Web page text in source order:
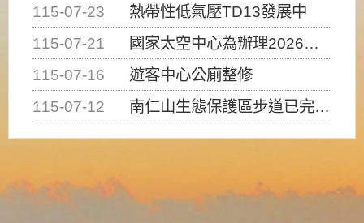
115-07-23
熱帶性低氣壓TD13發展中
115-07-21
國家太空中心為辦理2026台灣盃火箭競賽，陸、海、空域警戒及協調相關事宜，因颱風備案事宜
115-07-16
遊客中心公廁整修
115-07-12
南仁山生態保護區步道已完成修復，自115年7月13日（星期一）起恢復開放入園，歡迎民眾依規定申請入園....